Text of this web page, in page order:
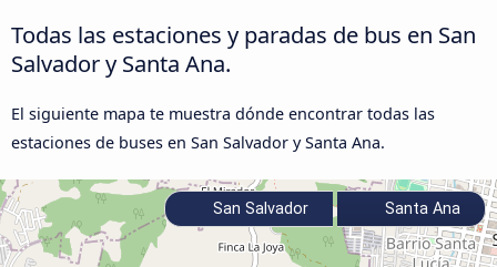
Todas las estaciones y paradas de bus en San
Salvador y Santa Ana.
El siguiente mapa te muestra dónde encontrar todas las
estaciones de buses en San Salvador y Santa Ana.
San Salvador Santa Ana